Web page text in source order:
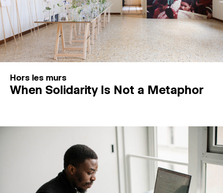
Hors les murs
When Solidarity Is Not a Metaphor